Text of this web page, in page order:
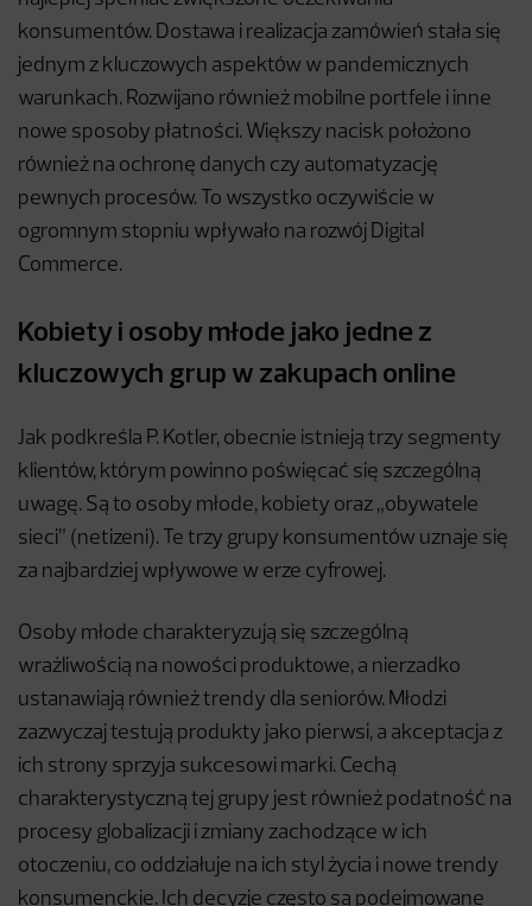
konsumentów. Dostawa i realizacja zamówień stała się
jednym z kluczowych aspektów w pandemicznych
warunkach. Rozwijano również mobilne portfele i inne
nowe sposoby płatności. Większy nacisk położono
również na ochronę danych czy automatyzację
pewnych procesów. To wszystko oczywiście w
ogromnym stopniu wpływało na rozwój Digital
Commerce.
Kobiety i osoby młode jako jedne z
kluczowych grup w zakupach online
Jak podkreśla P. Kotler, obecnie istnieją trzy segmenty
klientów, którym powinno poświęcać się szczególną
uwagę. Są to osoby młode, kobiety oraz „obywatele
sieci” (netizeni). Te trzy grupy konsumentów uznaje się
za najbardziej wpływowe w erze cyfrowej.
Osoby młode charakteryzują się szczególną
wrażliwością na nowości produktowe, a nierzadko
ustanawiają również trendy dla seniorów. Młodzi
zazwyczaj testują produkty jako pierwsi, a akceptacja z
ich strony sprzyja sukcesowi marki. Cechą
charakterystyczną tej grupy jest również podatność na
procesy globalizacji i zmiany zachodzące w ich
otoczeniu, co oddziałuje na ich styl życia i nowe trendy
konsumenckie. Ich decyzje często są podejmowane